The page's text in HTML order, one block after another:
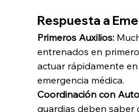
Respuesta a
Primeros Auxilios:
entrenados en
actuar rápidamente
emergencia médica.
Coordinación con
guardias deben saber